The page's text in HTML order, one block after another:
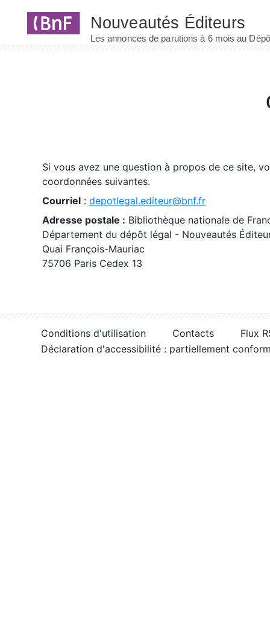
Si vous avez une question à propos de ce site,
coordonnées suivantes.
Courriel : depotlegal.editeur@bnf.fr
Adresse postale : Bibliothèque nationale de
Département du dépôt légal - Nouveautés
Quai François-Mauriac
75706 Paris Cedex 13
Conditions d'utilisation Contacts
Flux
Déclaration d'accessibilité : partiellement